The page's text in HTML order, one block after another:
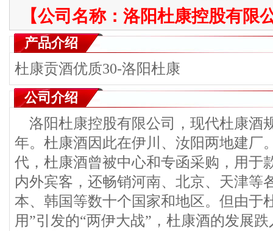
【公司名称： 洛阳杜康控股有限
产品介绍
杜康贡酒优质30-洛阳杜康
公司介绍
洛阳杜康控股有限公司，现代杜康酒
年。杜康酒因此在伊川、汝阳两地建厂
代，杜康酒曾被中心和专函采购，用于
内外宾客，还畅销河南、北京、天津等
本、韩国等数十个国家和地区。但由于
用”引发的“两伊大战”，杜康酒的发展